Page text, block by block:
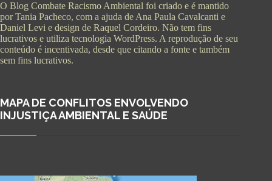
O Blog Combate Racismo Ambiental foi criado e é mantido
por Tania Pacheco, com a ajuda de Ana Paula Cavalcanti e
Daniel Levi e design de Raquel Cordeiro. Não tem fins
lucrativos e utiliza tecnologia WordPress. A reprodução de seu
conteúdo é incentivada, desde que citando a fonte e também
sem fins lucrativos.
MAPA DE CONFLITOS ENVOLVENDO
INJUSTIÇA AMBIENTAL E SAÚDE